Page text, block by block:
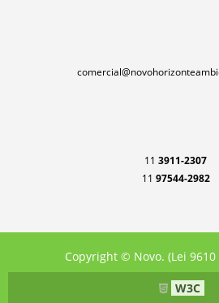
11 3911-2307
11 97544-2982
Copyright © Novo. (Lei
W3C